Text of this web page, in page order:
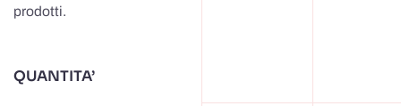
prodotti.
QUANTITA’